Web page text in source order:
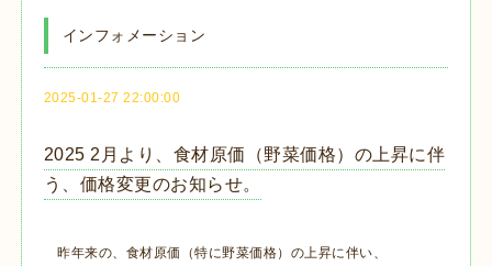
インフォメーション
2025-01-27 22:00:00
2025 2月より、食材原価（野菜価格）の上昇に伴
う、価格変更のお知らせ。
昨年来の、食材原価（特に野菜価格）の上昇に伴い、